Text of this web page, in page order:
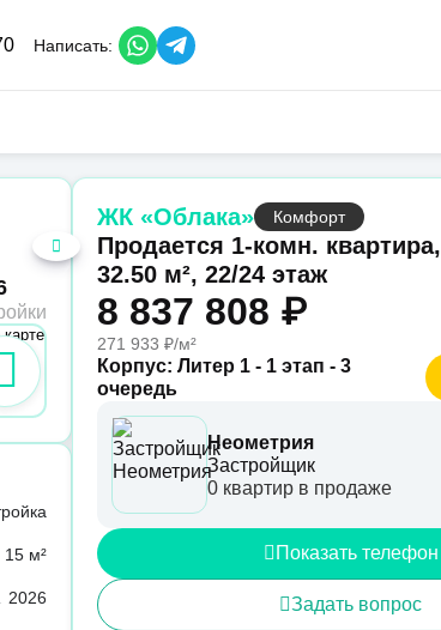
Написать:
15 м²
2026
Продается 1-комн. квартира,
32.50 м², 22/24 этаж
8 837 808 ₽
271 933 ₽/м²
ЖК «Облака» Комфорт
Корпус: Литер 1 - 1 этап - 3
очередь
Неометрия
Застройщик
0 квартир в продаже
Показать телефон
Задать вопрос